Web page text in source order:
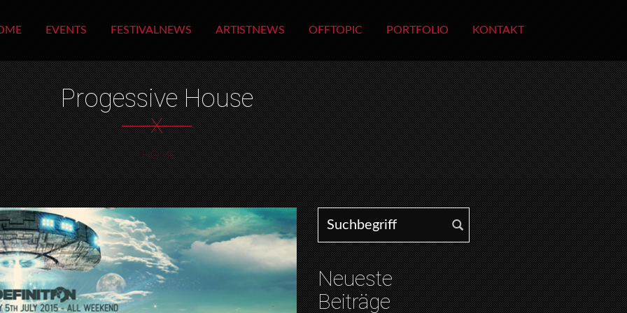
EVENTS FESTIVALNEWS ARTISTNEWS OFFTOPIC PORTFOLIO KONTAKT
Progessive House
X
HOME
Search for:
Neueste
Beiträge